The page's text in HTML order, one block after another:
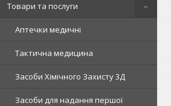
Товари та послуги
Аптечки медичні
Тактична медицина
Засоби Хімічного Захисту 3Д
Засоби для надання першої